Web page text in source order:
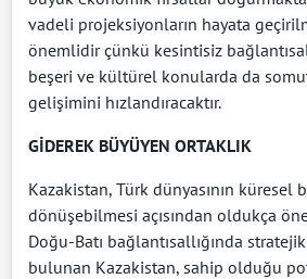
vadeli projeksiyonların hayata
önemlidir çünkü kesintisiz
beşeri ve kültürel konularda da
gelişimini hızlandıracaktır.
GİDEREK BÜYÜYEN ORTAKLIK
Kazakistan, Türk dünyasının küresel
dönüşebilmesi açısından oldukça
Doğu-Batı bağlantısallığında
bulunan Kazakistan, sahip olduğu